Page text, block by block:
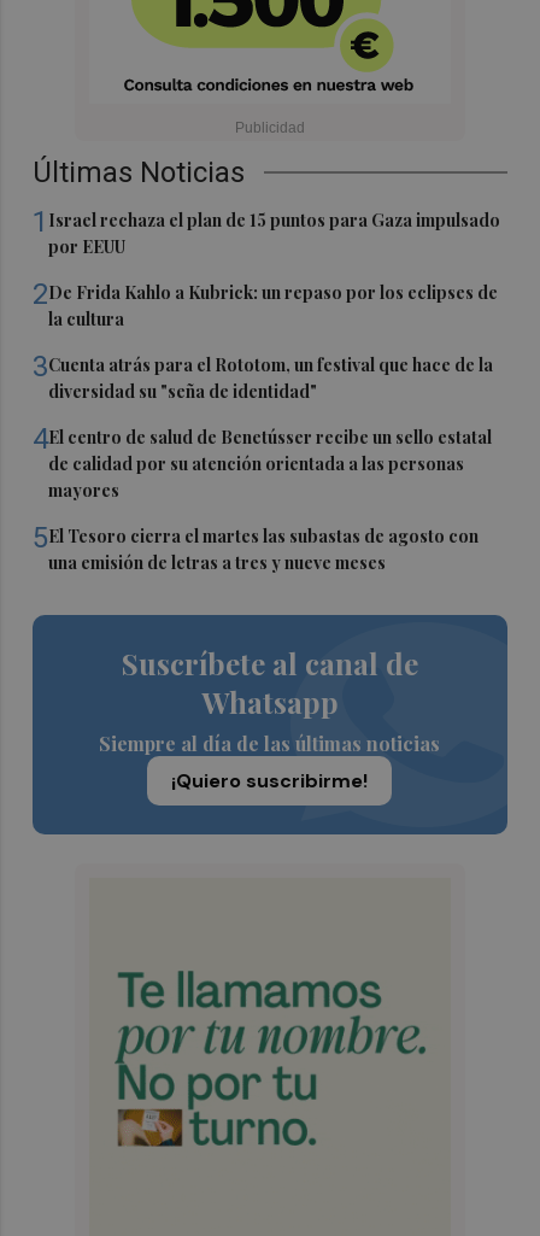
Últimas Noticias
1 Israel rechaza el plan de 15 puntos para Gaza impulsado
por EEUU
2De Frida Kahlo a Kubrick: un repaso por los eclipses de
la cultura
3Cuenta atrás para el Rototom, un festival que hace de la
diversidad su "seña de identidad"
4El centro de salud de Benetússer recibe un sello estatal
de calidad por su atención orientada a las personas
mayores
5El Tesoro cierra el martes las subastas de agosto con
una emisión de letras a tres y nueve meses
Suscríbete al canal de
Whatsapp
Siempre al día de las últimas noticias
¡Quiero suscribirme!